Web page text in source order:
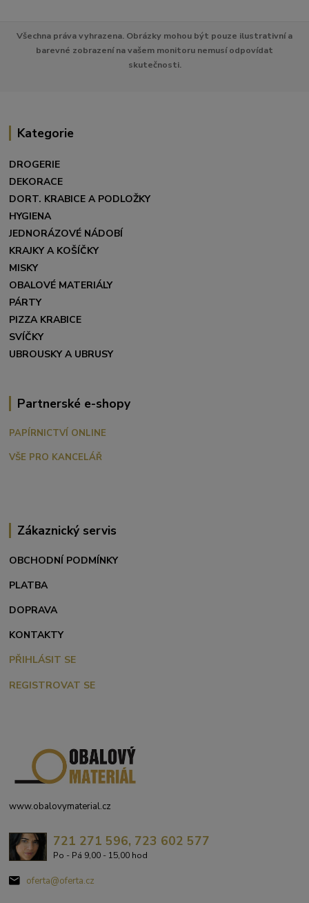
Všechna práva vyhrazena. Obrázky mohou být pouze ilustrativní a
barevné zobrazení na vašem monitoru nemusí odpovídat
skutečnosti.
Kategorie
DROGERIE
DEKORACE
DORT. KRABICE A PODLOŽKY
HYGIENA
JEDNORÁZOVÉ NÁDOBÍ
KRAJKY A KOŠÍČKY
MISKY
OBALOVÉ MATERIÁLY
PÁRTY
PIZZA KRABICE
SVÍČKY
UBROUSKY A UBRUSY
Partnerské e-shopy
PAPÍRNICTVÍ ONLINE
VŠE PRO KANCELÁŘ
Zákaznický servis
OBCHODNÍ PODMÍNKY
PLATBA
DOPRAVA
KONTAKTY
PŘIHLÁSIT SE
REGISTROVAT SE
www.obalovymaterial.cz
721 271 596, 723 602 577
Po - Pá 9,00 - 15,00 hod
oferta@oferta.cz